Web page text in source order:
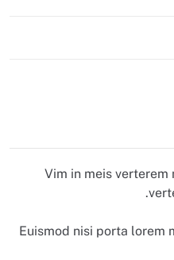
Vim in meis
Euismod nisi porta lorem